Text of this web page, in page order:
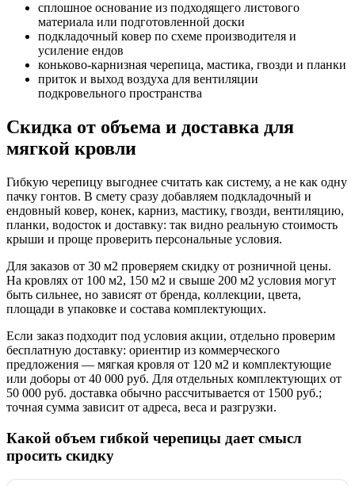
сплошное основание из подходящего листового
материала или подготовленной доски
подкладочный ковер по схеме производителя и
усиление ендов
коньково-карнизная черепица, мастика, гвозди и планки
приток и выход воздуха для вентиляции
подкровельного пространства
Скидка от объема и доставка для
мягкой кровли
Гибкую черепицу выгоднее считать как систему, а не как одну
пачку гонтов. В смету сразу добавляем подкладочный и
ендовный ковер, конек, карниз, мастику, гвозди, вентиляцию,
планки, водосток и доставку: так видно реальную стоимость
крыши и проще проверить персональные условия.
Для заказов от 30 м2 проверяем скидку от розничной цены.
На кровлях от 100 м2, 150 м2 и свыше 200 м2 условия могут
быть сильнее, но зависят от бренда, коллекции, цвета,
площади в упаковке и состава комплектующих.
Если заказ подходит под условия акции, отдельно проверим
бесплатную доставку: ориентир из коммерческого
предложения — мягкая кровля от 120 м2 и комплектующие
или доборы от 40 000 руб. Для отдельных комплектующих от
50 000 руб. доставка обычно рассчитывается от 1500 руб.;
точная сумма зависит от адреса, веса и разгрузки.
Какой объем гибкой черепицы дает смысл
просить скидку